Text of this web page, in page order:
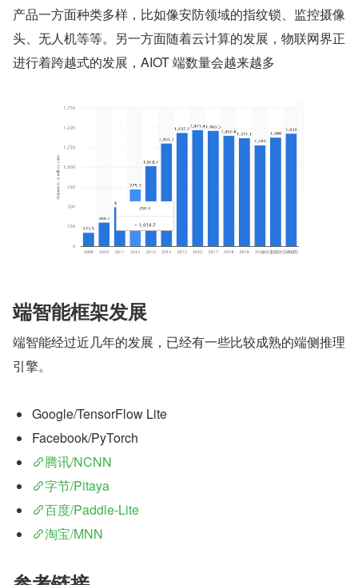
产品一方面种类多样，比如像安防领域的指纹锁、监控摄像
头、无人机等等。另一方面随着云计算的发展，物联网界正
进行着跨越式的发展，AIOT 端数量会越来越多
端智能框架发展
端智能经过近几年的发展，已经有一些比较成熟的端侧推理
引擎。
Google/TensorFlow Lite
Facebook/PyTorch
腾讯/NCNN
字节/Pitaya
百度/Paddle-Lite
淘宝/MNN